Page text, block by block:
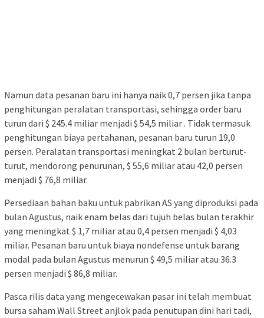
Namun data pesanan baru ini hanya naik 0,7 persen jika tanpa
penghitungan peralatan transportasi, sehingga order baru
turun dari $ 245.4 miliar menjadi $ 54,5 miliar . Tidak termasuk
penghitungan biaya pertahanan, pesanan baru turun 19,0
persen. Peralatan transportasi meningkat 2 bulan berturut-
turut, mendorong penurunan, $ 55,6 miliar atau 42,0 persen
menjadi $ 76,8 miliar.
Persediaan bahan baku untuk pabrikan AS yang diproduksi pada
bulan Agustus, naik enam belas dari tujuh belas bulan terakhir
yang meningkat $ 1,7 miliar atau 0,4 persen menjadi $ 4,03
miliar. Pesanan baru untuk biaya nondefense untuk barang
modal pada bulan Agustus menurun $ 49,5 miliar atau 36.3
persen menjadi $ 86,8 miliar.
Pasca rilis data yang mengecewakan pasar ini telah membuat
bursa saham Wall Street anjlok pada penutupan dini hari tadi,